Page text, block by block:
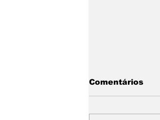
Comentários